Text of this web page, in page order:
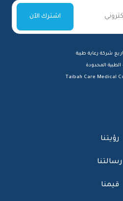
شركة رعاية طيبة
المحدودة
Taibah Care Medical
رؤيتنا
رسالتنا
قيمنا